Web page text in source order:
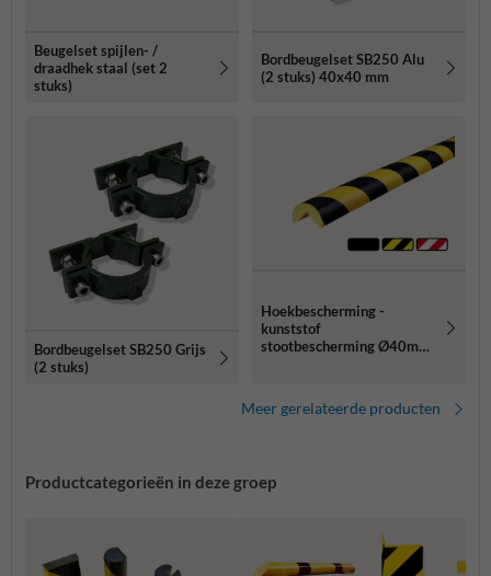
Beugelset spijlen- /
draadhek staal (set 2
stuks)
Bordbeugelset SB250 Alu
(2 stuks) 40x40 mm
Bordbeugelset SB250 Grijs
(2 stuks)
Hoekbescherming -
kunststof
stootbescherming Ø40mm
Meer gerelateerde producten
Productcategorieën in deze groep